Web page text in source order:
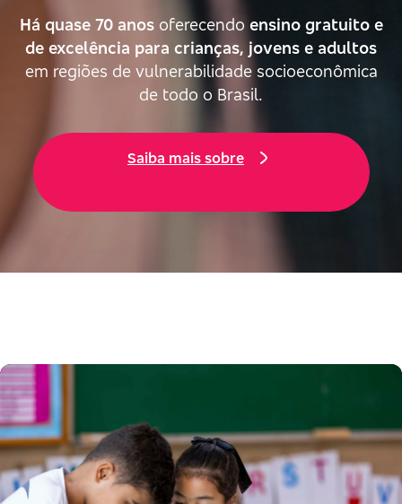
Há quase 70 anosoferecendo ensino gratuito e
de excelência para crianças, jovens e adultos
em regiões de vulnerabilidade socioeconômica
de todo o Brasil.
Saiba mais sobre